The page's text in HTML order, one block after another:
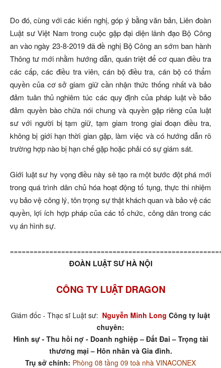
Do đó, cùng với các kiến nghị, góp ý bằng văn bản, Liên đoàn
Luật sư Việt Nam trong cuộc gặp đại diện lãnh đạo Bộ Công
an vào ngày 23-8-2019 đã đề nghị Bộ Công an sớm ban hành
Thông tư mới nhằm hướng dẫn, quán triệt để cơ quan điều tra
các cấp, các điều tra viên, cán bộ điều tra, cán bộ có thẩm
quyền của cơ sở giam giữ cần nhận thức thống nhất và bảo
đảm tuân thủ nghiêm túc các quy định của pháp luật về bảo
đảm quyền bào chữa nói chung và quyền gặp riêng của luật
sư với người bị tạm giữ, tạm giam trong giai đoạn điều tra,
không bị giới hạn thời gian gặp, làm việc và có hướng dẫn rõ
trường hợp nào bị hạn chế gặp hoặc phải có sự giám sát.
Giới luật sư hy vọng điều này sẽ tạo ra một bước đột phá mới
trong quá trình dân chủ hóa hoạt động tố tụng, thực thi nhiệm
vụ bảo vệ công lý, tôn trọng sự thật khách quan và bảo vệ các
quyền, lợi ích hợp pháp của các tổ chức, công dân trong các
vụ án hình sự.
ĐOÀN LUẬT SƯ HÀ NỘI
CÔNG TY LUẬT DRAGON
Giám đốc - Thạc sĩ Luật sư: Nguyễn Minh Long Công ty luật
chuyên:
Hình sự - Thu hồi nợ - Doanh nghiệp – Đất Đai – Trọng tài
thương mại – Hôn nhân và Gia đình.
Trụ sở chính: Phòng 08 tầng 09 toà nhà VINACONEX